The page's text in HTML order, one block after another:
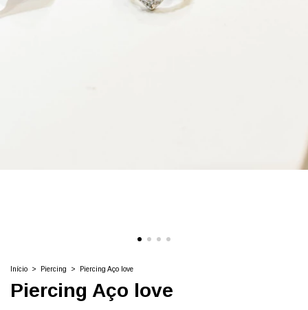
Início > Piercing > Piercing Aço love
Piercing Aço love